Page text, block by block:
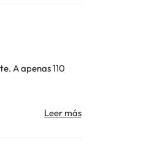
A apenas 110
en el bar-